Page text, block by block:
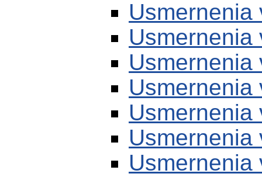
Usmernenia
Usmernenia
Usmernenia
Usmernenia
Usmernenia
Usmernenia
Usmernenia